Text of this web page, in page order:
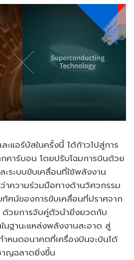
ะแอร์บัสในครั้งนี้ ได้ก้าวไปสู่การ
คาร์บอน โดยปรับโฉมการบินด้วย
ระบบขับเคลื่อนที่ใช้พลังงาน
าความร่วมมือทางด้านวิศวกรรม
ศน์ของการขับเคลื่อนที่ปราศจาก
วยการจับคู่ตัวนำยิ่งยวดกับ
นฐานะแหล่งพลังงานสะอาด สู่
หนดอนาคตที่เครื่องบินจะบินได้
าญฉลาดยิ่งขึ้น